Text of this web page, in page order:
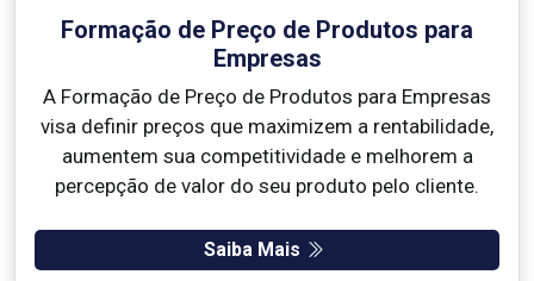
Formação de Preço de Produtos para
Empresas
A Formação de Preço de Produtos para Empresas
visa definir preços que maximizem a rentabilidade,
aumentem sua competitividade e melhorem a
percepção de valor do seu produto pelo cliente.
Saiba Mais